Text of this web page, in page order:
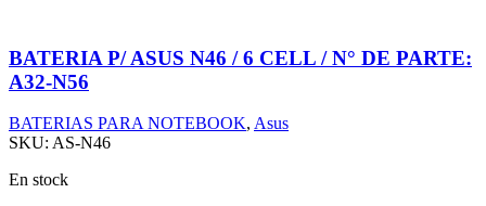
BATERIA P/ ASUS N46 / 6 CELL / N° DE PARTE:
A32-N56
BATERIAS PARA NOTEBOOK, Asus
SKU: AS-N46
En stock